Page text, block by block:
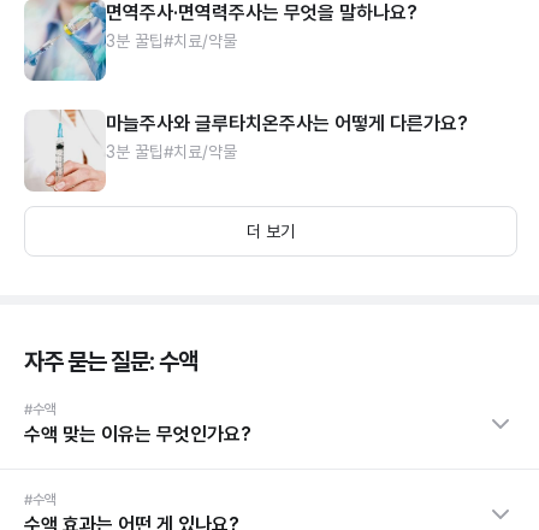
면역주사·면역력주사는 무엇을 말하나요?
3분 꿀팁#치료/약물
마늘주사와 글루타치온주사는 어떻게 다른가요?
3분 꿀팁#치료/약물
더 보기
자주 묻는 질문: 수액
#수액
수액 맞는 이유는 무엇인가요?
#수액
수액 효과는 어떤 게 있나요?